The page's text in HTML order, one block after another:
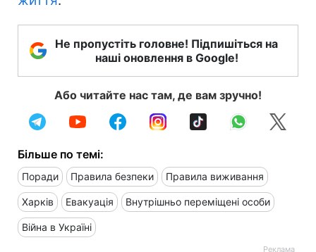
Не пропустіть головне! Підпишіться на
наші оновлення в Google!
Або читайте нас там, де вам зручно!
Більше по темі:
Поради Правила безпеки Правила виживання
Харків Евакуація Внутрішньо переміщені особи
Війна в Україні